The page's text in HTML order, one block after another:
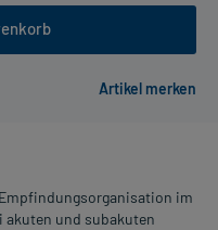
im
akuten und subakuten